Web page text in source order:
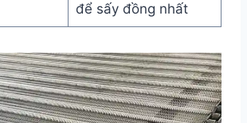
để sấy đồng nhất